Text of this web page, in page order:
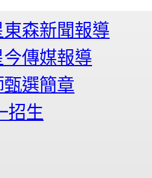
森新聞報導
傳媒報導
甄選簡章
招生